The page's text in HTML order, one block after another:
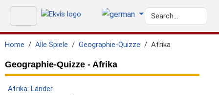
Home Alle Spiele Geographie-Quizze Afrika
Geographie-Quizze - Afrika
Afrika: Länder